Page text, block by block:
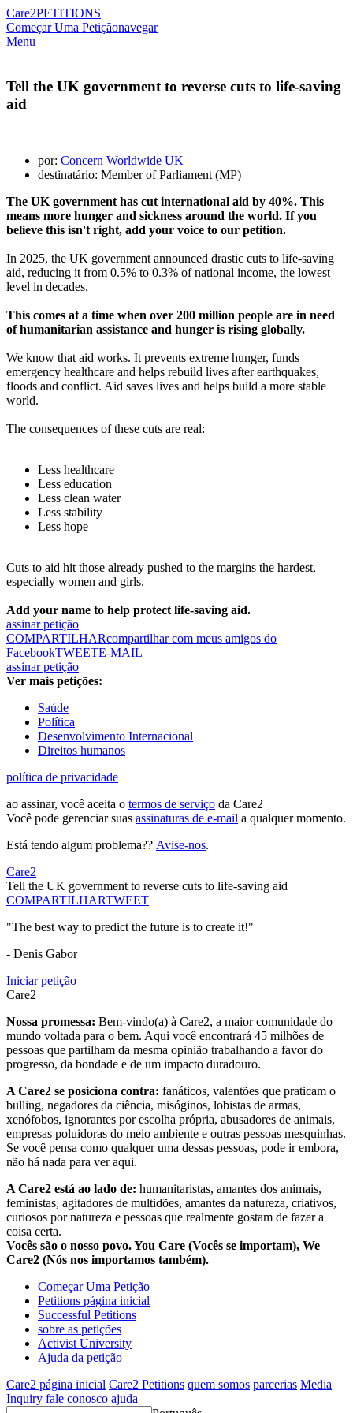
Care2PETITIONS
Começar Uma Petiçãonavegar
Menu
Tell the UK government to reverse cuts to life-saving
aid
por: Concern Worldwide UK
destinatário: Member of Parliament (MP)
The UK government has cut international aid by 40%. This
means more hunger and sickness around the world. If you
believe this isn't right, add your voice to our petition.
In 2025, the UK government announced drastic cuts to life-saving
aid, reducing it from 0.5% to 0.3% of national income, the lowest
level in decades.
This comes at a time when over 200 million people are in need
of humanitarian assistance and hunger is rising globally.
We know that aid works. It prevents extreme hunger, funds
emergency healthcare and helps rebuild lives after earthquakes,
floods and conflict. Aid saves lives and helps build a more stable
world.
The consequences of these cuts are real:
Less healthcare
Less education
Less clean water
Less stability
Less hope
Cuts to aid hit those already pushed to the margins the hardest,
especially women and girls.
Add your name to help protect life-saving aid.
assinar petição
COMPARTILHARcompartilhar com meus amigos do
FacebookTWEETE-MAIL
assinar petição
Ver mais petições:
Saúde
Política
Desenvolvimento Internacional
Direitos humanos
política de privacidade
ao assinar, você aceita o termos de serviço da Care2
Você pode gerenciar suas assinaturas de e-mail a qualquer momento.
Está tendo algum problema?? Avise-nos.
Care2
Tell the UK government to reverse cuts to life-saving aid
COMPARTILHARTWEET
"The best way to predict the future is to create it!"
- Denis Gabor
Iniciar petição
Care2
Nossa promessa: Bem-vindo(a) à Care2, a maior comunidade do
mundo voltada para o bem. Aqui você encontrará 45 milhões de
pessoas que partilham da mesma opinião trabalhando a favor do
progresso, da bondade e de um impacto duradouro.
A Care2 se posiciona contra: fanáticos, valentões que praticam o
bulling, negadores da ciência, misóginos, lobistas de armas,
xenófobos, ignorantes por escolha própria, abusadores de animais,
empresas poluidoras do meio ambiente e outras pessoas mesquinhas.
Se você pensa como qualquer uma dessas pessoas, pode ir embora,
não há nada para ver aqui.
A Care2 está ao lado de: humanitaristas, amantes dos animais,
feministas, agitadores de multidões, amantes da natureza, criativos,
curiosos por natureza e pessoas que realmente gostam de fazer a
coisa certa.
Vocês são o nosso povo. You Care (Vocês se importam), We
Care2 (Nós nos importamos também).
Começar Uma Petição
Petitions página inicial
Successful Petitions
sobre as petições
Activist University
Ajuda da petição
Care2 página inicial Care2 Petitions quem somos parcerias Media
Inquiry fale conosco ajuda